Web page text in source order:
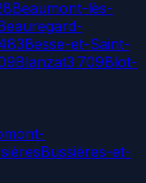
Beaumont-lès-
Besse-et-Saint-
Blanzat3 709Blot-
Bussières-et-